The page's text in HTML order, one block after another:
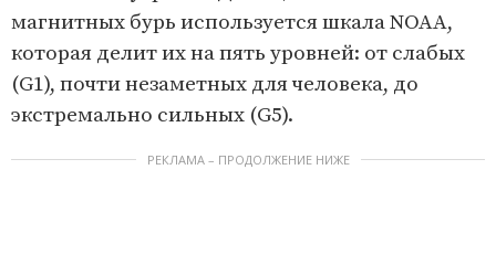
магнитных бурь используется шкала NOAA,
которая делит их на пять уровней: от слабых
(G1), почти незаметных для человека, до
экстремально сильных (G5).
РЕКЛАМА – ПРОДОЛЖЕНИЕ НИЖЕ